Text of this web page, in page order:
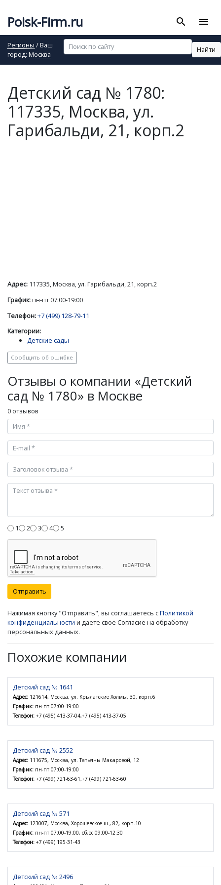
Poisk-Firm.ru search menu
Регионы / Ваш
город: Москва
Найти
Детский сад № 1780:
117335, Москва, ул.
Гарибальди, 21, корп.2
Адрес: 117335, Москва, ул. Гарибальди, 21, корп.2
График:пн-пт 07:00-19:00
Телефон:+7 (499) 128-79-11
Категории:
Детские сады
Сообщить об ошибке
Отзывы о компании «Детский
сад № 1780» в Москве
0 отзывов
1 2 3 4 5
Отправить
Нажимая кнопку "Отправить", вы соглашаетесь сПолитикой
конфиденциальности и даете свое Согласие на обработку
персональных данных.
Похожие компании
Детский сад № 1641
Адрес: 121614, Москва, ул. Крылатские Холмы, 30, корп.6
График: пн-пт 07:00-19:00
Телефон: +7 (495) 413-37-04,+7 (495) 413-37-05
Детский сад № 2552
Адрес: 111675, Москва, ул. Татьяны Макаровой, 12
График: пн-пт 07:00-19:00
Телефон: +7 (499) 721-63-61,+7 (499) 721-63-60
Детский сад № 571
Адрес: 123007, Москва, Хорошевское ш., 82, корп.10
График: пн-пт 07:00-19:00, сб,вс 09:00-12:30
Телефон: +7 (499) 195-31-43
Детский сад № 2496